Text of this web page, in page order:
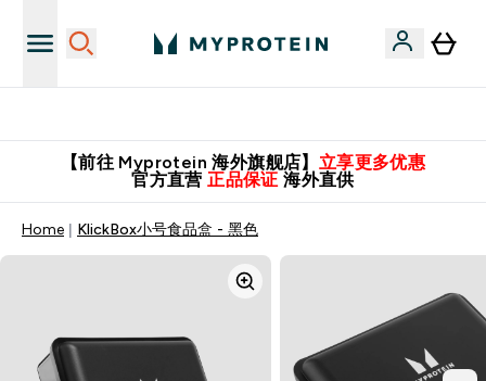
【前往 Myprotein 海外旗舰店】 立享更多优惠
官方直营 正品保证 海外直供
Home KlickBox小号食品盒 - 黑色